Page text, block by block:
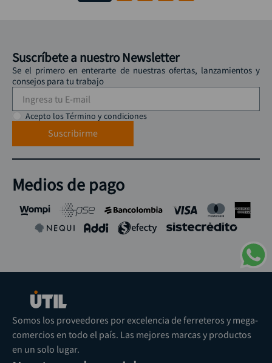
Suscríbete a nuestro Newsletter
Se el primero en enterarte de nuestras ofertas, lanzamientos y
consejos para tu trabajo
Acepto los Término y condiciones
Suscribirme
Medios de pago
Somos los proveedores por excelencia de ferreteros y mega-
comercios en todo el país. Las mejores marcas y productos
en un solo lugar.